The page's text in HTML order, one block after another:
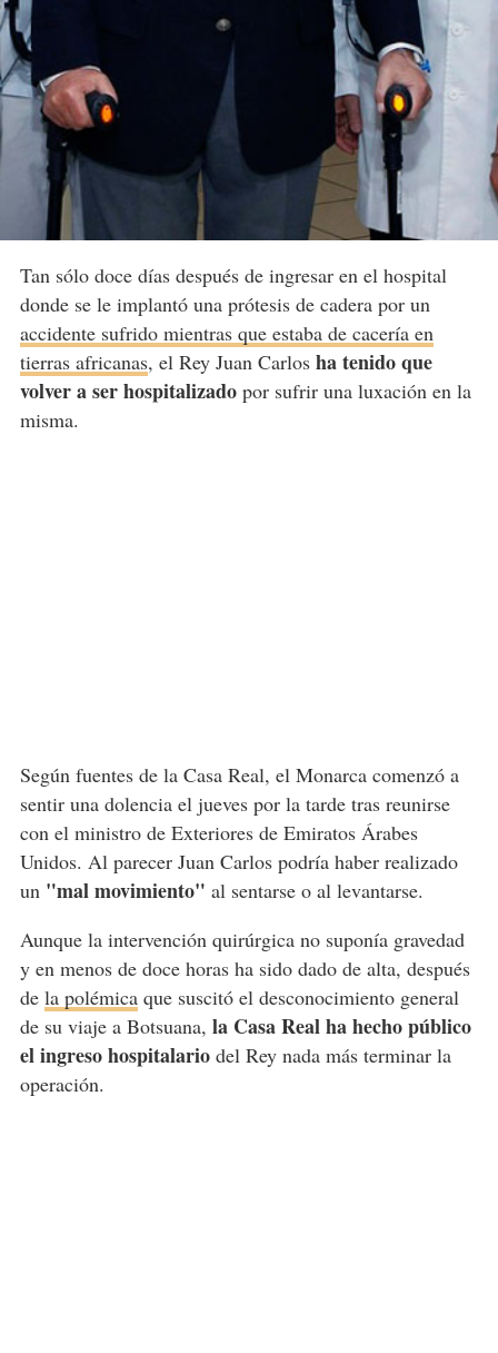
Tan sólo doce días después de ingresar en el hospital
donde se le implantó una prótesis de cadera por un
accidente sufrido mientras que estaba de cacería en
tierras africanas, el Rey Juan Carlos ha tenido que
volver a ser hospitalizadopor sufrir una luxación en la
misma.
Según fuentes de la Casa Real, el Monarca comenzó a
sentir una dolencia el jueves por la tarde tras reunirse
con el ministro de Exteriores de Emiratos Árabes
Unidos. Al parecer Juan Carlos podría haber realizado
un "mal movimiento" al sentarse o al levantarse.
Aunque la intervención quirúrgica no suponía gravedad
y en menos de doce horas ha sido dado de alta, después
de la polémicaque suscitó el desconocimiento general
de su viaje a Botsuana, la Casa Real ha hecho público
el ingreso hospitalariodel Rey nada más terminar la
operación.